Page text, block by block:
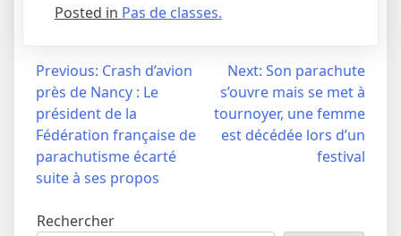
Posted in Pas de classes.
Navigation
l’article
Previous: Crash d’avion
près de Nancy : Le
président de la
Fédération française de
parachutisme écarté
suite à ses propos
Next: Son parachute
s’ouvre mais se met à
tournoyer, une femme
est décédée lors d’un
festival
Rechercher